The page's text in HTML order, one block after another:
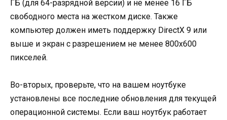
ГБ (для 64-разрядной версии) и не менее 16 ГБ
свободного места на жестком диске. Также
компьютер должен иметь поддержку DirectX 9 или
выше и экран с разрешением не менее 800х600
пикселей.
Во-вторых, проверьте, что на вашем ноутбуке
установлены все последние обновления для текущей
операционной системы. Если ваш ноутбук работает